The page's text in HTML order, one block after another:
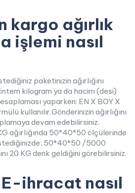
kargo ağırlık
işlemi nasıl
paketinizin ağırlığını
kilogram ya da hacim (desi)
yaparken: EN X BOY X
kullanılır.Gönderinizin ağırlığını
devam edebilirsiniz.
ağırlığında 50*40*50 ölçülerinde
50*40*50 /5000
20 KG denk geldiğini görebilirsiniz.
ihracat nasıl